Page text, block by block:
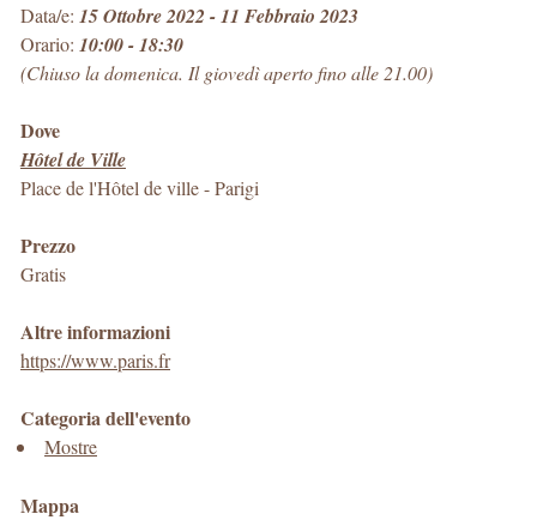
Data/e: 15 Ottobre 2022 - 11 Febbraio 2023
Orario: 10:00 - 18:30
(Chiuso la domenica. Il giovedì aperto fino alle 21.00)
Dove
Hôtel de Ville
Place de l'Hôtel de ville-Parigi
Prezzo
Gratis
Altre informazioni
https://www.paris.fr
Categoria dell'evento
Mostre
Mappa